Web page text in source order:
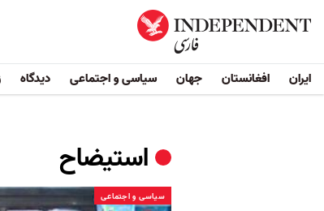
ایران افغانستان جهان سیاسی و اجتماعی دیدگاه
استیضاح
سیاسی و اجتماعی